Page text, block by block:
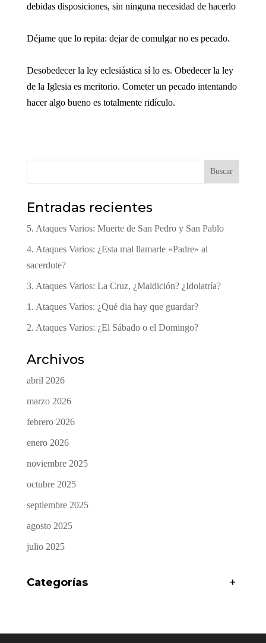
debidas disposiciones, sin ninguna necesidad de hacerlo
Déjame que lo repita: dejar de comulgar no es pecado.
Desobedecer la ley eclesiástica sí lo es. Obedecer la ley
de la Iglesia es meritorio. Cometer un pecado intentando
hacer algo bueno es totalmente ridículo.
Buscar
Entradas recientes
5. Ataques Varios: Muerte de San Pedro y San Pablo
4. Ataques Varios: ¿Esta mal llamarle «Padre» al
sacerdote?
3. Ataques Varios: La Cruz, ¿Maldición? ¿Idolatría?
1. Ataques Varios: ¿Qué dia hay que guardar?
2. Ataques Varios: ¿El Sábado o el Domingo?
Archivos
abril 2026
marzo 2026
febrero 2026
enero 2026
noviembre 2025
octubre 2025
septiembre 2025
agosto 2025
julio 2025
Categorías +